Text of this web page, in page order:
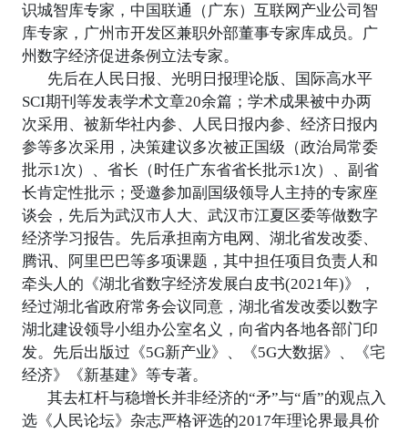
识城智库专家，中国联通（广东）互联网产业公司智
库专家，广州市开发区兼职外部董事专家库成员。广
州数字经济促进条例立法专家。
先后在人民日报、光明日报理论版、国际高水平
SCI期刊等发表学术文章20余篇；学术成果被中办两
次采用、被新华社内参、人民日报内参、经济日报内
参等多次采用，决策建议多次被正国级（政治局常委
批示1次）、省长（时任广东省省长批示1次）、副省
长肯定性批示；受邀参加副国级领导人主持的专家座
谈会，先后为武汉市人大、武汉市江夏区委等做数字
经济学习报告。先后承担南方电网、湖北省发改委、
腾讯、阿里巴巴等多项课题，其中担任项目负责人和
牵头人的《湖北省数字经济发展白皮书(2021年)》，
经过湖北省政府常务会议同意，湖北省发改委以数字
湖北建设领导小组办公室名义，向省内各地各部门印
发。先后出版过《5G新产业》、《5G大数据》、《宅
经济》《新基建》等专著。
其去杠杆与稳增长并非经济的“矛”与“盾”的观点入
选《人民论坛》杂志严格评选的2017年理论界最具价